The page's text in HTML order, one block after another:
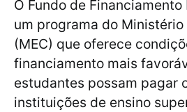
O Fundo de
um programa do
(MEC) que oferece
financiamento mais
estudantes possam pagar
instituições de ensino